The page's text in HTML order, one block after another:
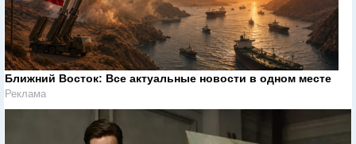
Ближний Восток: Все актуальные новости в одном месте
Реклама